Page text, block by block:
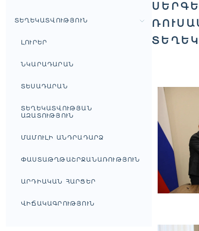
ՏԵՂԵԿԱՏՎՈՒԹՅՈՒՆ
ԼՈՒՐԵՐ
ՆԿԱՐԱԴԱՐԱՆ
ՏԵՍԱԴԱՐԱՆ
ՏԵՂԵԿԱՏՎՈՒԹՅԱՆ
ԱԶԱՏՈՒԹՅՈՒՆ
ՄԱՄՈՒԼԻ ԱՆԴՐԱԴԱՐՁ
ՓԱՍՏԱԹՂԹԱՇՐՋԱՆԱՌՈՒԹՅՈՒՆ
ԱՐԴԻԱԿԱՆ ՀԱՐՑԵՐ
ՎԻՃԱԿԱԳՐՈՒԹՅՈՒՆ